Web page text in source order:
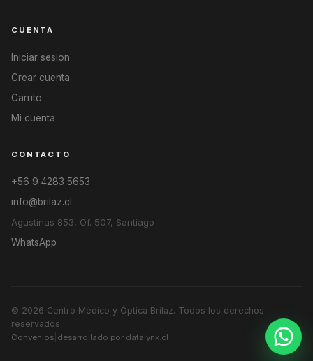
CUENTA
Iniciar sesion
Crear cuenta
Carrito
Mi cuenta
CONTACTO
+56 9 4283 5653
info@brilaz.cl
Agustinas 853, Of. 507, Santiago
WhatsApp
© 2026 Centro Médico y Óptica Brilaz. Todos los derechos
reservados.
Convenios desarrollado por datalynk.cl